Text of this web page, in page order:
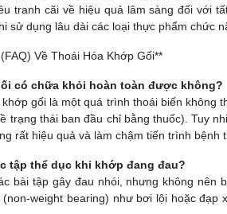
tranh cãi về hiệu quả lâm sàng đối với
sử dụng lâu dài các loại thực phẩm chức
Về Thoái Hóa Khớp Gối**
có chữa khỏi hoàn toàn được không?
gối là một quá trình thoái biến không
trạng thái ban đầu chỉ bằng thuốc). Tuy
rất hiệu quả và làm chậm tiến trình bệnh
tập thể dục khi khớp đang đau?
bài tập gây đau nhói, nhưng không nên
weight bearing) như bơi lội hoặc